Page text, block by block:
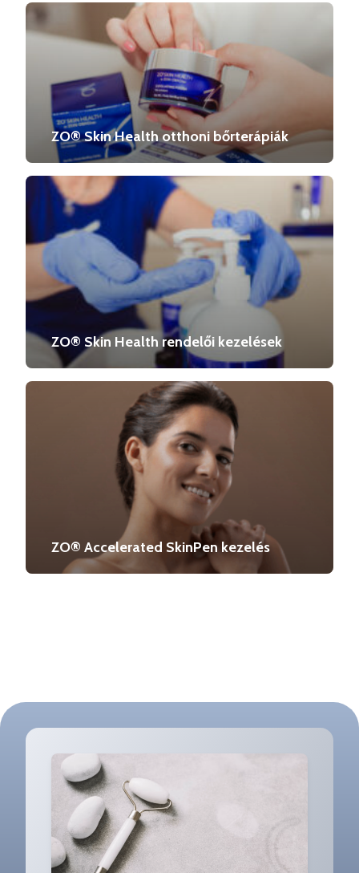
ZO® Skin Health otthoni bőrterápiák
ZO® Skin Health rendelői kezelések
ZO® Accelerated SkinPen kezelés